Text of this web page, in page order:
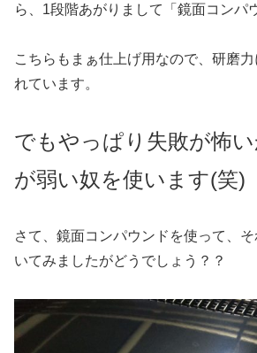
ら、1段階あがりまして「鏡面コンパ
こちらもまぁ仕上げ用なので、研磨
れています。
でもやっぱり失敗が怖
が弱い奴を使います(笑)
さて、鏡面コンパウンドを使って、
いてみましたがどうでしょう？？